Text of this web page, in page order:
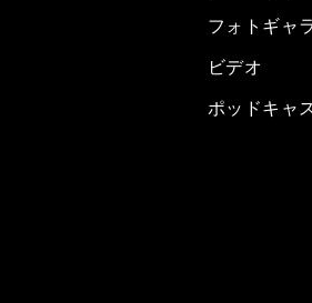
フォトギャ
ビデオ
ポッドキャ